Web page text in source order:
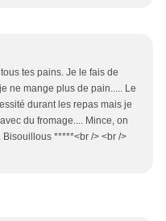
tes pains. Je le fais de
ne mange plus de pain..... Le
durant les repas mais je
du fromage.... Mince, on
Bisouillous *****<br /> <br />